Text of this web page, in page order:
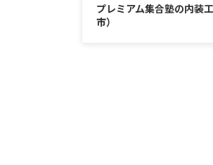
プレミアム集合塾の内装
市）